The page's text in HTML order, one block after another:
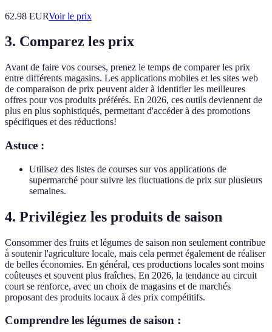
62.98 EURVoir le prix
3. Comparez les prix
Avant de faire vos courses, prenez le temps de comparer les prix
entre différents magasins. Les applications mobiles et les sites web
de comparaison de prix peuvent aider à identifier les meilleures
offres pour vos produits préférés. En 2026, ces outils deviennent de
plus en plus sophistiqués, permettant d'accéder à des promotions
spécifiques et des réductions!
Astuce :
Utilisez des listes de courses sur vos applications de
supermarché pour suivre les fluctuations de prix sur plusieurs
semaines.
4. Privilégiez les produits de saison
Consommer des fruits et légumes de saison non seulement contribue
à soutenir l'agriculture locale, mais cela permet également de réaliser
de belles économies. En général, ces productions locales sont moins
coûteuses et souvent plus fraîches. En 2026, la tendance au circuit
court se renforce, avec un choix de magasins et de marchés
proposant des produits locaux à des prix compétitifs.
Comprendre les légumes de saison :